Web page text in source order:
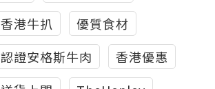
香港牛扒
優質食材
認證安格斯牛肉
香港優惠